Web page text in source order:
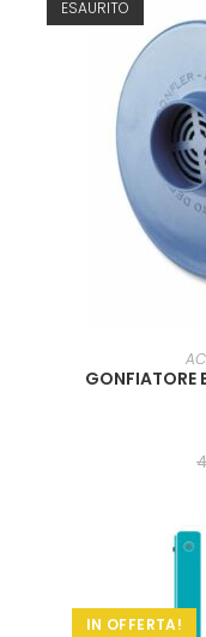
ESAURITO
GONFIATORE
IN OFFERTA!